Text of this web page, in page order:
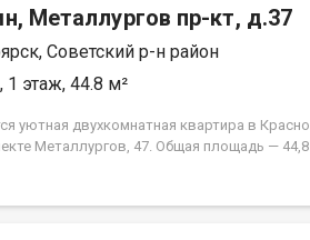
для бизнеса. В экологически чистом
ипотека.
Металлургов пр-кт, д.37
Советский р-н район
1 этаж, 44.8 м²
уютная двухкомнатная квартира в
Металлургов, 47. Общая площадь — 44,8
в 1967 году. Высота потолков